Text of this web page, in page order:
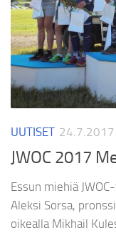
UUTISET 24.7.2017
JWOC 2017
Essun miehiä
Aleksi Sorsa,
oikealla Mikhail